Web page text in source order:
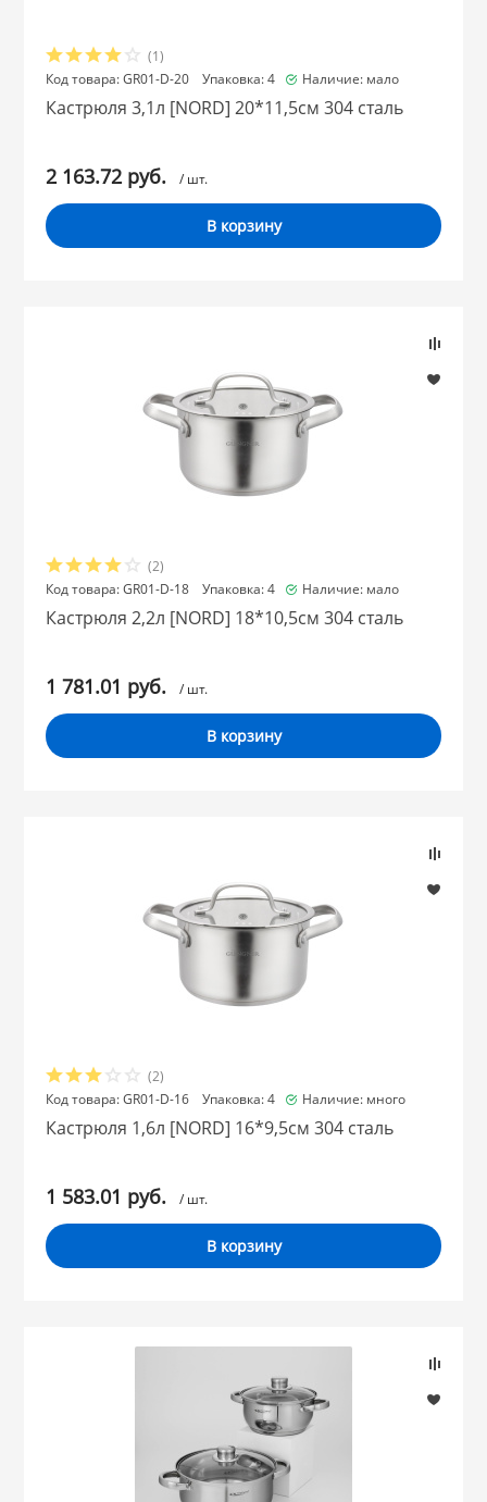
(1)
Наличие: мало
Код товара: GR01-D-20 Упаковка: 4
Кастрюля 3,1л [NORD] 20*11,5см 304 сталь
2 163.72 руб. / шт.
В корзину
(2)
Наличие: мало
Код товара: GR01-D-18 Упаковка: 4
Кастрюля 2,2л [NORD] 18*10,5см 304 сталь
1 781.01 руб. / шт.
В корзину
(2)
Наличие: много
Код товара: GR01-D-16 Упаковка: 4
Кастрюля 1,6л [NORD] 16*9,5см 304 сталь
1 583.01 руб. / шт.
В корзину